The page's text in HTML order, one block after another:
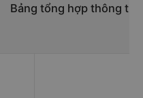
Bảng tổng hợp thông tin